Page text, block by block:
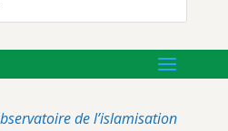
de l’islamisation